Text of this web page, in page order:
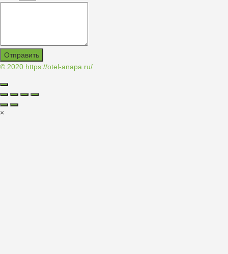
Отправить
© 2020 https://otel-anapa.ru/
×